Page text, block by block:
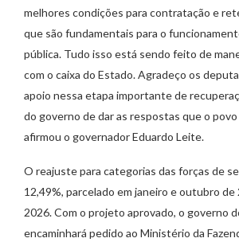
melhores condições para contratação e
que são fundamentais para o
pública. Tudo isso está sendo feito de
com o caixa do Estado. Agradeço os
apoio nessa etapa importante de
do governo de dar as respostas que o povo
afirmou o governador Eduardo Leite.
O reajuste para categorias das forças de
12,49%, parcelado em janeiro e outubro
2026. Com o projeto aprovado, o governo
encaminhará pedido ao Ministério da